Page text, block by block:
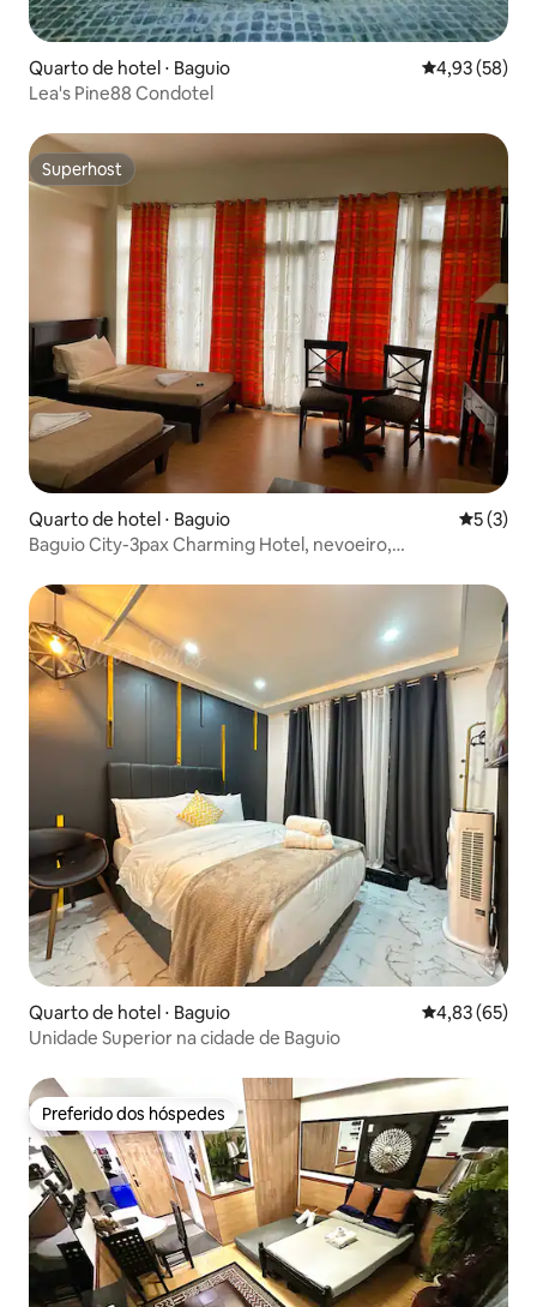
Quarto de hotel ⋅ Baguio 4,93 de uma
4,93 (58)
Lea's Pine88 Condotel
Superhost
Superhost
Quarto de hotel ⋅ Baguio 5 de
5 (3)
Baguio City-3pax Charming Hotel, nevoeiro,
Quarto de hotel ⋅ Baguio 4,83 de uma
4,83 (65)
Unidade Superior na cidade de Baguio
Preferido dos hóspedes
Preferido dos hóspedes